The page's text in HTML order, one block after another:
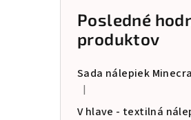
Posledné
produktov
Hodnotenie produktu je 5
|
V hlave - textilná